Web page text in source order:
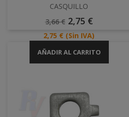
CASQUILLO
Precio
3,66 € Precio
2,75 €
Precio
2,75 € (Sin IVA)
AÑADIR AL CARRITO